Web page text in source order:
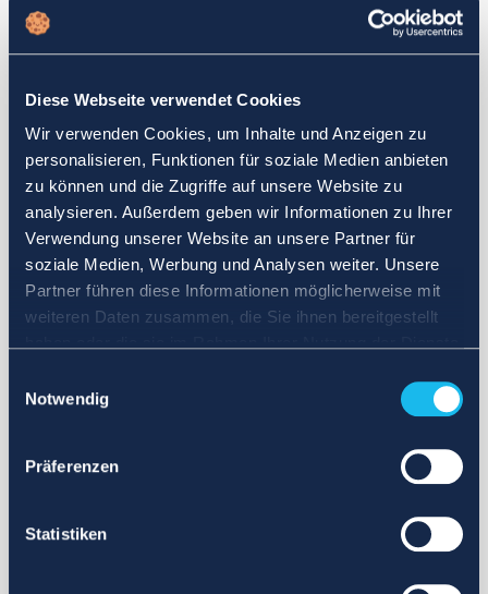
Diese Webseite verwendet Cookies
Wir verwenden Cookies, um Inhalte und Anzeigen zu
personalisieren, Funktionen für soziale Medien anbieten
zu können und die Zugriffe auf unsere Website zu
analysieren. Außerdem geben wir Informationen zu Ihrer
Verwendung unserer Website an unsere Partner für
soziale Medien, Werbung und Analysen weiter. Unsere
Partner führen diese Informationen möglicherweise mit
weiteren Daten zusammen, die Sie ihnen bereitgestellt
Notwendig
Präferenzen
Statistiken